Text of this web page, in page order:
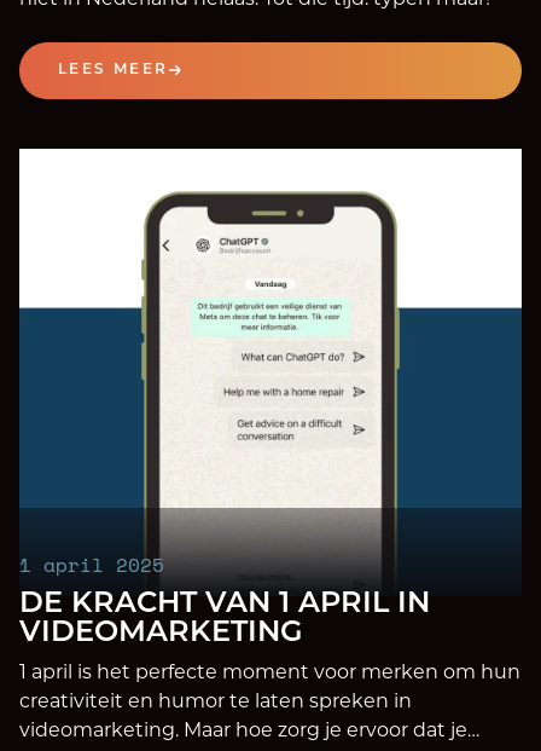
LEES MEER
1 april 2025
DE KRACHT VAN 1 APRIL IN
VIDEOMARKETING
1 april is het perfecte moment voor merken om hun
creativiteit en humor te laten spreken in
videomarketing. Maar hoe zorg je ervoor dat je